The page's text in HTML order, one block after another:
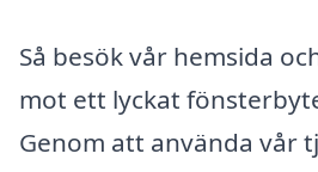
Så besök vår hemsida
mot ett lyckat
Genom att använda vår